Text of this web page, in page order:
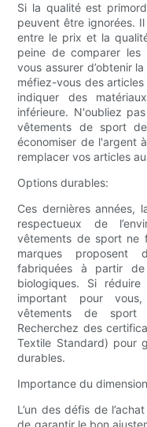
Si la qualité est
peuvent être ignorées.
entre le prix et la
peine de comparer
vous assurer d’obtenir
méfiez-vous des
indiquer des
inférieure. N'oubliez
vêtements de sport
économiser de l'argent
remplacer vos articles
Options durables:
Ces dernières années,
respectueux de
vêtements de sport ne
marques proposent
fabriquées à partir
biologiques. Si
important pour
vêtements de sport
Recherchez des
Textile Standard) pour
durables.
Importance du
L’un des défis de